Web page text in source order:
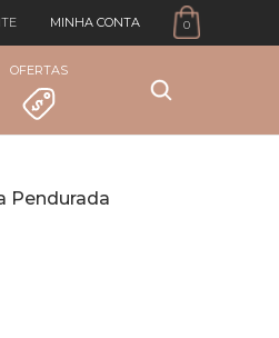
MINHA CONTA 0
OFERTAS
Pendurada